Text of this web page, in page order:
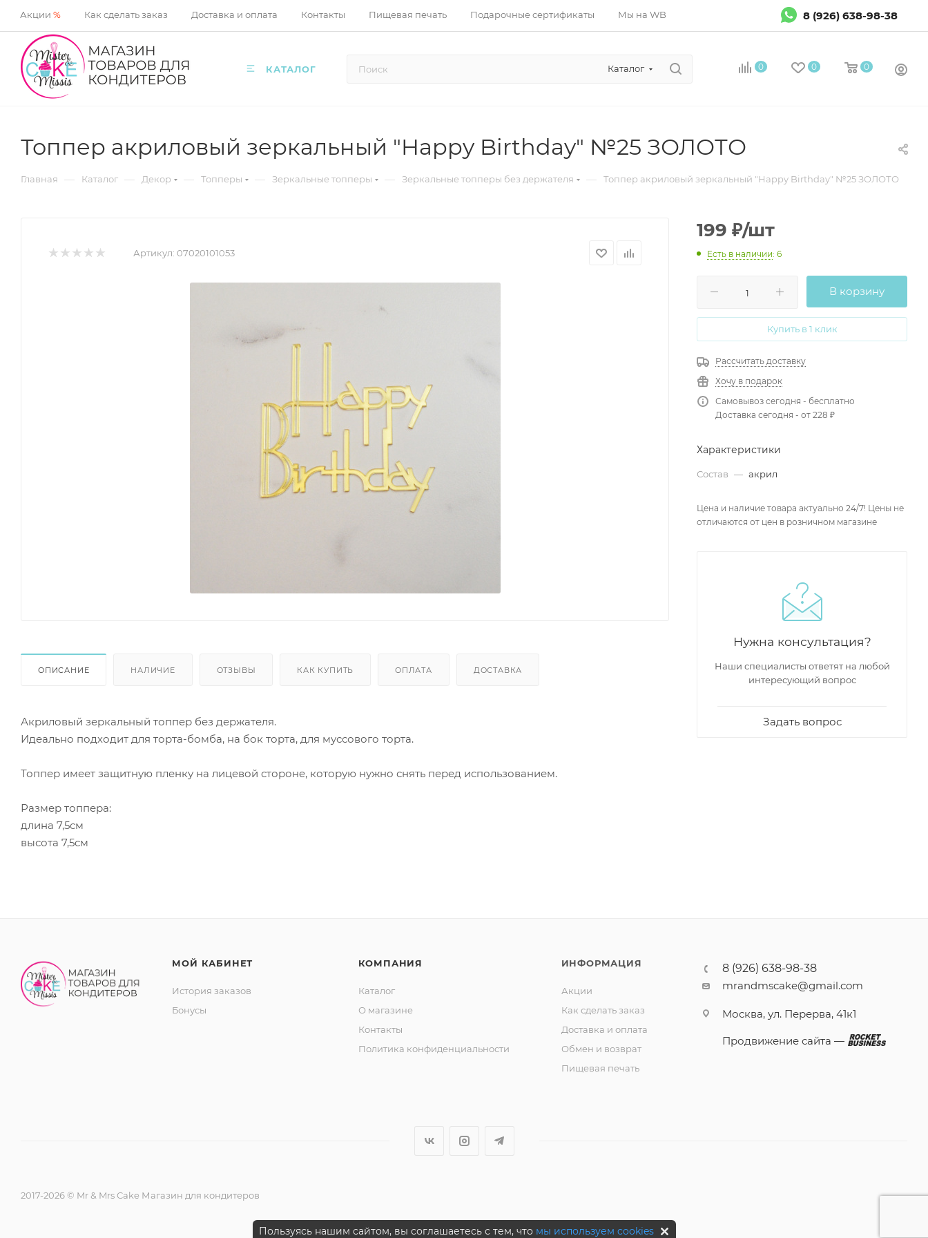
Акции % Как сделать заказ Доставка и оплата Контакты Пищевая печать Подарочные сертификаты Мы на WB 8 (926) 638-98-38
КАТАЛОГ Каталог 0 0 0
Топпер акриловый зеркальный "Happy Birthday" №25 ЗОЛОТО
Главная — Каталог — Декор — Топперы — Зеркальные топперы — Зеркальные топперы без держателя — Топпер акриловый зеркальный "Happy Birthday" №25 ЗОЛОТО
Артикул: 07020101053
ОПИСАНИЕ НАЛИЧИЕ ОТЗЫВЫ КАК КУПИТЬ ОПЛАТА ДОСТАВКА
Акриловый зеркальный топпер без держателя.
Идеально подходит для торта-бомба, на бок торта, для муссового торта.
Топпер имеет защитную пленку на лицевой стороне, которую нужно снять перед использованием.
Размер топпера:
длина 7,5см
высота 7,5см
199 ₽/шт
Есть в наличии: 6
В корзину
Купить в 1 клик
Рассчитать доставку
Хочу в подарок
Самовывоз сегодня - бесплатно
Доставка сегодня - от 228 ₽
Характеристики
Состав — акрил
Цена и наличие товара актуально 24/7! Цены не
отличаются от цен в розничном магазине
Нужна консультация?
Наши специалисты ответят на любой
интересующий вопрос
Задать вопрос
МОЙ КАБИНЕТ
История заказов
Бонусы
КОМПАНИЯ
Каталог
О магазине
Контакты
Политика конфиденциальности
ИНФОРМАЦИЯ
Акции
Как сделать заказ
Доставка и оплата
Обмен и возврат
Пищевая печать
8 (926) 638-98-38
mrandmscake@gmail.com
Москва, ул. Перерва, 41к1
Продвижение сайта —
2017-2026 © Mr & Mrs Cake Магазин для кондитеров
Пользуясь нашим сайтом, вы соглашаетесь с тем, что мы используем cookies